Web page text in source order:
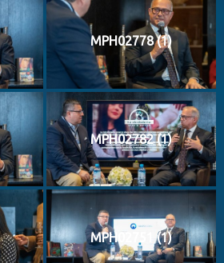
MPH02778 (1)
MPH02782 (1)
MPH02751 (1)